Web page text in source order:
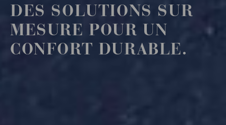
DES SOLUTIONS SUR
MESURE POUR UN
CONFORT DURABLE.